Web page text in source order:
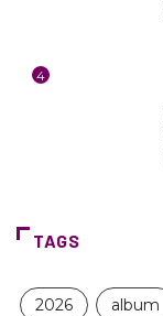
4
TAGS
2026 album